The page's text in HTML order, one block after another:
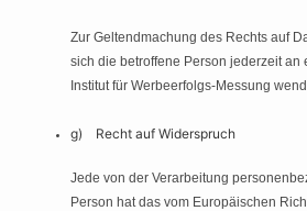
Zur Geltendmachung des Rechts auf
sich die betroffene Person jederzeit an
Institut für Werbeerfolgs-Messung
g) Recht auf Widerspruch
Jede von der Verarbeitung
Person hat das vom Europäischen